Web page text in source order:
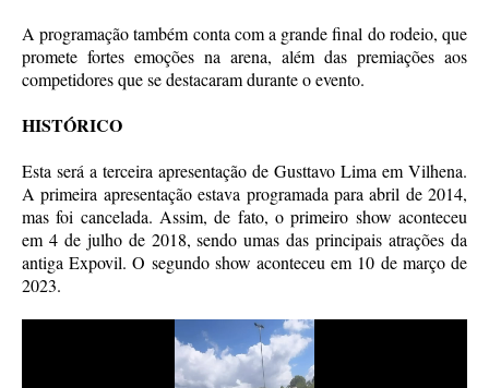
A programação também conta com a grande final do rodeio, que
promete fortes emoções na arena, além das premiações aos
competidores que se destacaram durante o evento.
HISTÓRICO
Esta será a terceira apresentação de Gusttavo Lima em Vilhena.
A primeira apresentação estava programada para abril de 2014,
mas foi cancelada. Assim, de fato, o primeiro show aconteceu
em 4 de julho de 2018, sendo umas das principais atrações da
antiga Expovil. O segundo show aconteceu em 10 de março de
2023.